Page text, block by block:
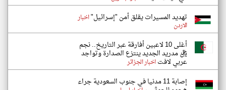
تهديد المسيرات يقلق أمن "إسرائيل"اخبار
الاردن
أغلى 10 لاعبين أفارقة عبر التاريخ.. نجم
ريال مدريد الجديد ينتزع الصدارة وتواجد
عربي لافتاخبار الجزائر
إصابة 11 مدنيا في جنوب السعودية جراء